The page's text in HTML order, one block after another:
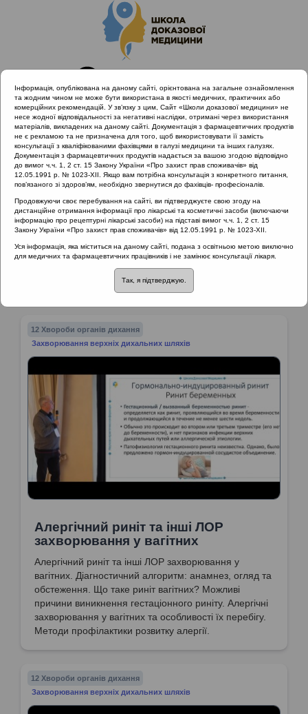
Головна
Матеріали за МКХ-11
12 Хвороби органів дихання
Захворювання верхніх дихальних шляхів
Матеріали за МКХ-11:: 12 Хвороби органів
дихання ::Захворювання верхніх дихальних
шляхів
Захворювання верхніх дихальних шляхів
12 Хвороби органів дихання
Захворювання верхніх дихальних шляхів
Алергічний риніт та інші ЛОР
захворювання у вагітних
Алергічний риніт та інші ЛОР захворювання у
вагітних. Діагностичний алгоритм: анамнез, огляд та
обстеження. Що таке риніт вагітних? Можливі
причини виникнення гестаціонного риніту. Алергічні
захворювання у вагітних та особливості їх перебігу.
Методи профілактики розвитку алергії.
12 Хвороби органів дихання
Захворювання верхніх дихальних шляхів
Інформація, опублікована на даному сайті, орієнтована на загальне ознайомлення
та жодним чином не може бути використана в якості медичних, практичних або
комерційних рекомендацій. У зв’язку з цим, Сайт «Школи доказової медицини» не
несе жодної відповідальності за негативні наслідки, отримані через використання
матеріалів, викладених на даному сайті. Документація з фармацевтичних продуктів
не є рекламою та не призначена для того, щоб використовувати її замість
консультації з кваліфікованими фахівцями в галузі медицини та інших галузях.
Документація з фармацевтичних продуктів надається за вашою згодою відповідно
до вимог ч.ч. 1, 2 ст. 15 Закону України «Про захист прав споживачів» від
12.05.1991 р. № 1023-XII. Якщо вам потрібна консультація з конкретного питання,
пов’язаного зі здоров’ям, необхідно звернутися до фахівців- професіоналів.
Продовжуючи своє перебування на сайті, ви підтверджуєте свою згоду на
дистанційне отримання інформації про лікарські та косметичні засоби (включаючи
інформацію про рецептурні лікарські засоби) на підставі вимог ч.ч. 1, 2 ст. 15
Закону України «Про захист прав споживачів» від 12.05.1991 р. № 1023-XII.
Уся інформація, яка міститься на даному сайті, подана з освітньою метою виключно
для медичних та фармацевтичних працівників і не замінює консультації лікаря.
Так, я підтверджую.